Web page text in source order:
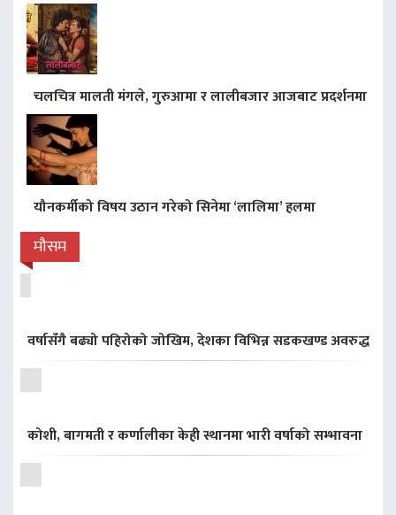
चलचित्र मालती मंगले, गुरुआमा र लालीबजार आजबाट प्रदर्शनमा
यौनकर्मीको विषय उठान गरेको सिनेमा ‘लालिमा’ हलमा
मौसम
वर्षासँगै बढ्यो पहिरोको जोखिम, देशका विभिन्न सडकखण्ड अवरुद्ध
कोशी, बागमती र कर्णालीका केही स्थानमा भारी वर्षाको सम्भावना